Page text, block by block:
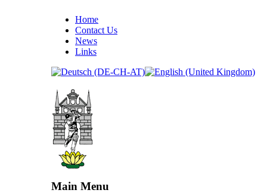
Home
Contact Us
News
Links
Main Menu